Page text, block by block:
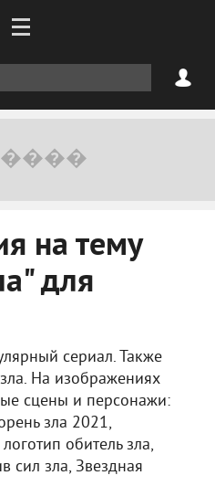
на тему
для
сериал. Также
На изображениях
сцены и персонажи:
зла 2021,
обитель зла,
сил зла, Звездная